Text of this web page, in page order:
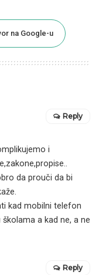
na Google-u
i
da prouči da bi
kad mobilni telefon
a kad ne, a ne
Reply
Reply